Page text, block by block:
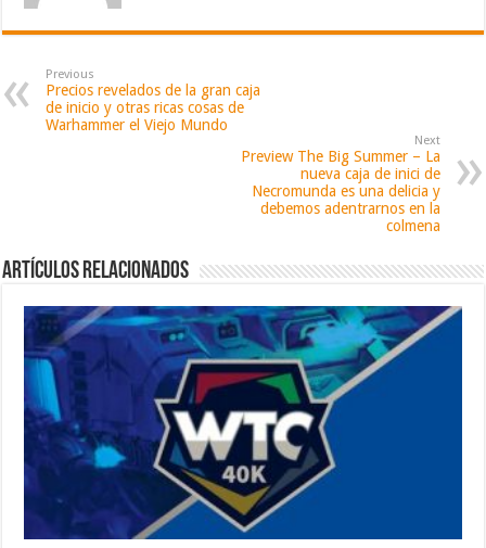
Previous
Precios revelados de la gran caja
de inicio y otras ricas cosas de
Warhammer el Viejo Mundo
Next
Preview The Big Summer – La
nueva caja de inici de
Necromunda es una delicia y
debemos adentrarnos en la
colmena
Artículos relacionados